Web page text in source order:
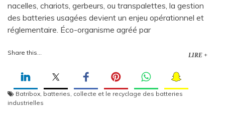
nacelles, chariots, gerbeurs, ou transpalettes, la gestion
des batteries usagées devient un enjeu opérationnel et
réglementaire. Éco-organisme agréé par
Share this... LIRE +
Batribox, batteries, collecte et le recyclage des batteries
industrielles